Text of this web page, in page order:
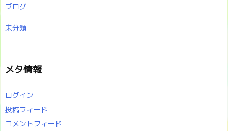
ブログ
未分類
メタ情報
ログイン
投稿フィード
コメントフィード